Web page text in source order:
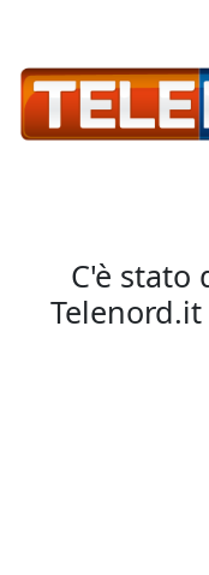
C'è stato